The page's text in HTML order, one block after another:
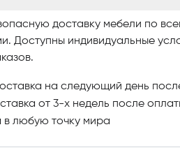
вместе с нами!
где разнообразные модели
понравившиеся модели и
доставку мебели по
Доступны индивидуальные
на следующий день
от 3-х недель после
в любую точку мира